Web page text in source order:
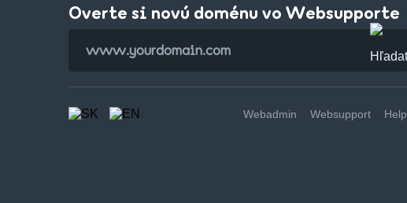
Overte si novú doménu vo Websupporte
Webadmin Websupport Help